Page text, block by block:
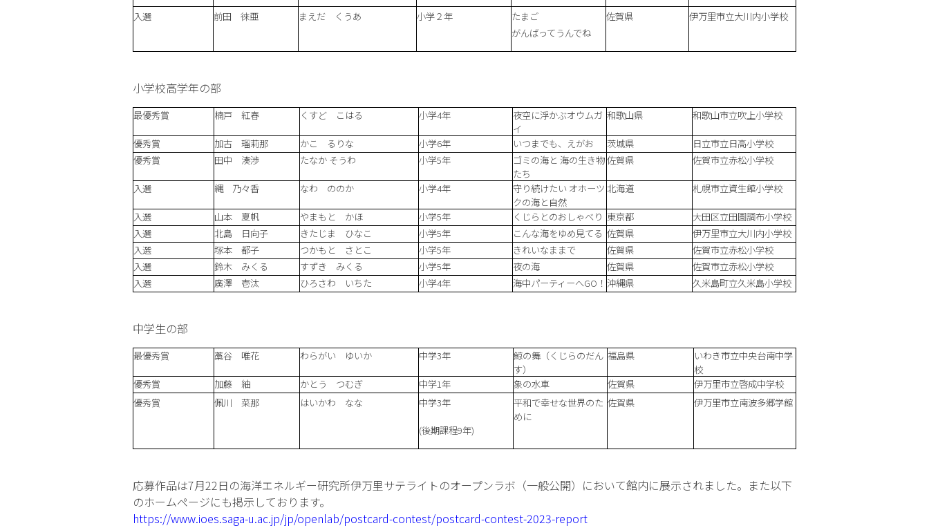
入選 前田 徠亜 まえだ くうあ 小学２年
たまご
がんばってうんでね
佐賀県 伊万里市立大川内小学校
小学校高学年の部
最優秀賞 楠戸 紅春 くすど こはる 小学4年
夜空に浮かぶオウムガ
イ
和歌山県 和歌山市立吹上小学校
優秀賞 加古 瑠莉那 かこ るりな 小学6年 いつまでも、えがお 茨城県
日立市立日高小学校
優秀賞
田中 湊渉 たなか そうわ 小学5年
ゴミの海と 海の生き物
たち
佐賀県 佐賀市立赤松小学校
入選 縄 乃々香 なわ ののか 小学4年
守り続けたい オホーツ
クの海と自然
北海道 札幌市立資生館小学校
入選 山本 夏帆 やまもと かほ 小学5年 くじらとのおしゃべり 東京都
大田区立田園調布小学校
入選
北島 日向子 きたじま ひなこ 小学5年 こんな海をゆめ見てる 佐賀県
伊万里市立大川内小学校
入選
塚本 都子 つかもと さとこ 小学5年 きれいなままで 佐賀県
佐賀市立赤松小学校
入選
鈴木 みくる すずき みくる 小学5年 夜の海 佐賀県
佐賀市立赤松小学校
入選
廣澤 壱汰 ひろさわ いちた 小学4年 海中パーティーへGO！ 沖縄県 久米島町立久米島小学校
中学生の部
最優秀賞 藁谷 唯花 わらがい ゆいか 中学3年
鯨の舞（くじらのだん
す）
福島県
いわき市立中央台南中学
校
優秀賞
加藤 紬 かとう つむぎ 中学1年 象の水車 佐賀県
伊万里市立啓成中学校
優秀賞
佩川 菜那 はいかわ なな 中学3年
(後期課程9年)
平和で幸せな世界のた
めに
佐賀県 伊万里市立南波多郷学館
応募作品は7月22日の海洋エネルギー研究所伊万里サテライトのオープンラボ（一般公開）において館内に展示されました。また以下
のホームページにも掲示しております。
https://www.ioes.saga-u.ac.jp/jp/openlab/postcard-contest/postcard-contest-2023-report